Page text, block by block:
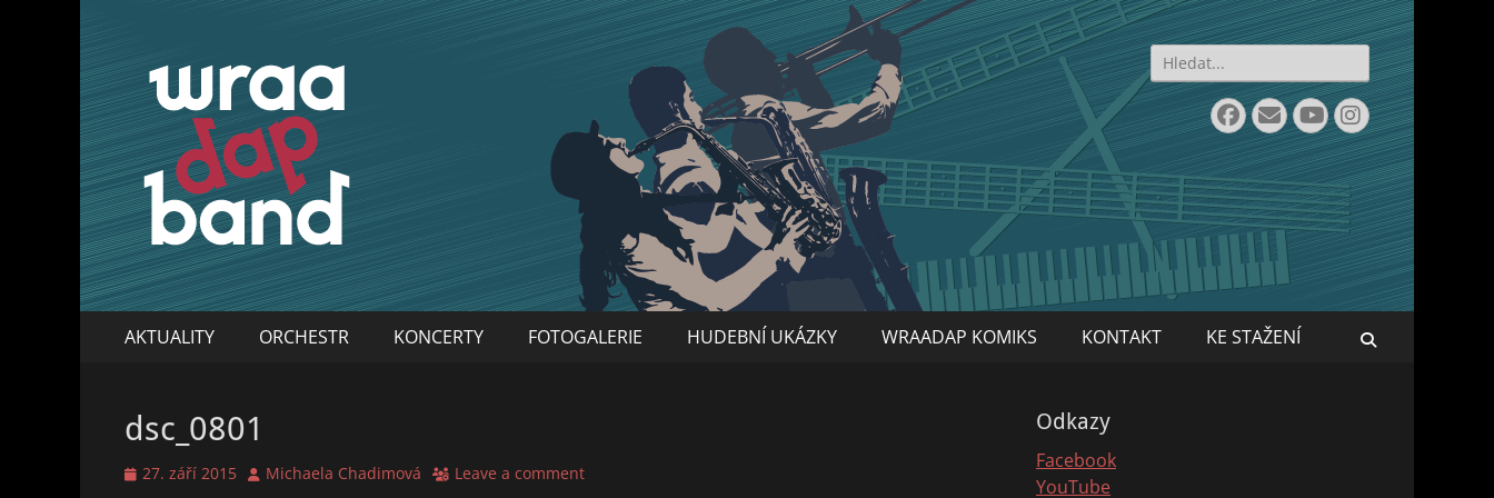
WraaDap Band
Search
for:
Facebook
EmailYouTube
Instagram
Primary
AKTUALITY ORCHESTR KONCERTY FOTOGALERIE HUDEBNÍ UKÁZKY WRAADAP KOMIKS KONTAKT KE STAŽENÍ
dsc_0801
Posted
27. září 2015 Author
Michaela Chadimová Leave a comment
Odkazy
Facebook
YouTube